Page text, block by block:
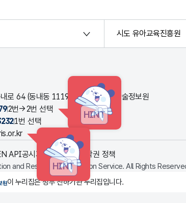
시도 유아교육진흥원
로 64 (동내동 1119번지) 한국교육학술정보원
2번→2번 선택
HINT
1번 선택
HINT
API공시자료 다운로드저작권 정책
and Research Information Service. All Rights
원이 누리집은 정부 산하기관 누리집입니다.